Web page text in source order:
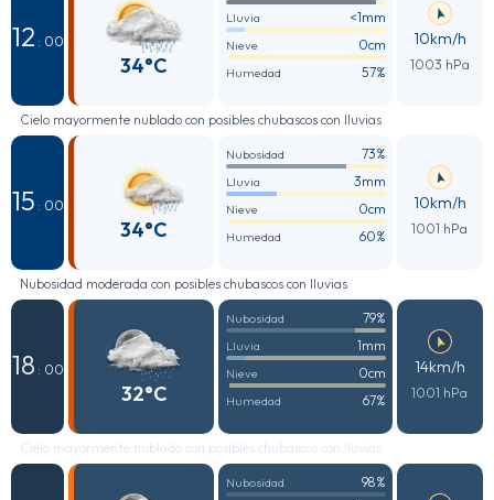
12 : 00
34°C
Lluvia <1mm
Nieve 0cm
Humedad 57%
10km/h
1003 hPa
Cielo mayormente nublado con posibles chubascos con lluvias
15 : 00
34°C
Nubosidad 73%
Lluvia 3mm
Nieve 0cm
Humedad 60%
10km/h
1001 hPa
Nubosidad moderada con posibles chubascos con lluvias
18 : 00
32°C
Nubosidad 79%
Lluvia 1mm
Nieve 0cm
Humedad 67%
14km/h
1001 hPa
Cielo mayormente nublado con posibles chubascos con lluvias
Nubosidad 98%